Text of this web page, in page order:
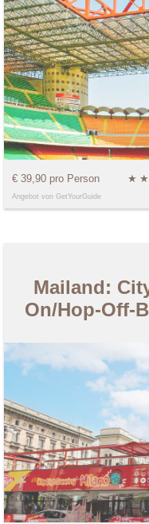
€ 39,90 pro Person ★ ★
Angebot von GetYourGuide
Mailand:
On/Hop-Off-